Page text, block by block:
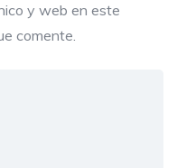
y web en este
comente.